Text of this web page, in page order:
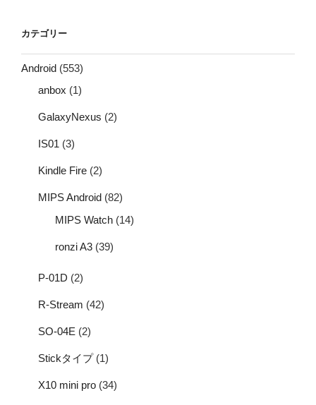
カテゴリー
Android (553)
anbox (1)
GalaxyNexus (2)
IS01 (3)
Kindle Fire (2)
MIPS Android (82)
MIPS Watch (14)
ronzi A3 (39)
P-01D (2)
R-Stream (42)
SO-04E (2)
Stickタイプ(1)
X10 mini pro (34)